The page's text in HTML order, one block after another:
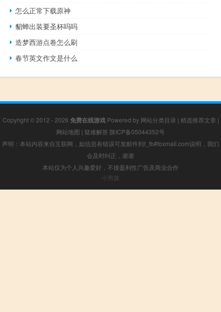
怎么正常下载原神
貂蝉出装要圣杯吗吗
造梦西游点卷怎么刷
春节英文作文是什么
Copyright © 2012 - 2026 免费在线游戏Powered by 网站分类目录 | 精选推荐文章 |
网站地图 | 疑难解答 陕ICP备05044352号
声明：本站内容来自互联网，如信息有错误可发邮件到f_fb#foxmail.com说明，我们
会及时纠正，谢谢
本站仅为个人兴趣爱好，不接盈利性广告及商业合作
小男孩